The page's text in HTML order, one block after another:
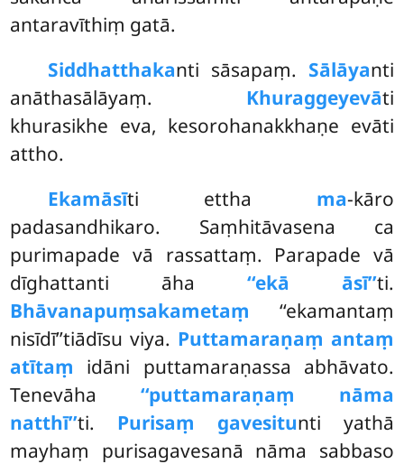
antaravīthiṃ gatā.
Siddhatthakanti sāsapaṃ. Sālāyanti
anāthasālāyaṃ. Khuraggeyevāti
khurasikhe eva, kesorohanakkhaṇe evāti
attho.
Ekamāsīti ettha ma-kāro
padasandhikaro. Saṃhitāvasena ca
purimapade vā rassattaṃ. Parapade vā
dīghattanti āha ‘‘ekā āsī’’ti.
Bhāvanapuṃsakametaṃ ‘‘ekamantaṃ
nisīdī’’tiādīsu viya. Puttamaraṇaṃ antaṃ
atītaṃ idāni puttamaraṇassa abhāvato.
Tenevāha ‘‘puttamaraṇaṃ nāma
natthī’’ti. Purisaṃ gavesitunti yathā
mayhaṃ purisagavesanā nāma sabbaso